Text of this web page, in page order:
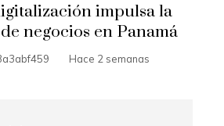
impulsa la
negocios en Panamá
Hace 2 semanas